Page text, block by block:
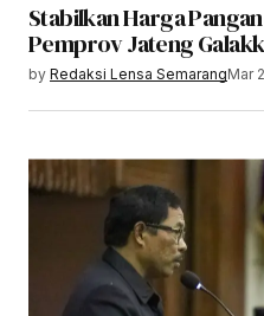
Stabilkan Harga
Pemprov Jateng
by Redaksi Lensa SemarangMar